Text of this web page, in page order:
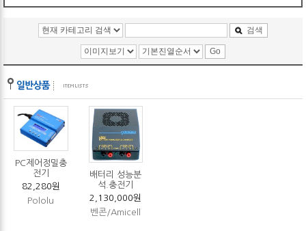
검색
PC제어정밀충
전기
82,280원
Pololu
배터리 성능분
석.충전기
2,130,000원
벤콘/Amicell